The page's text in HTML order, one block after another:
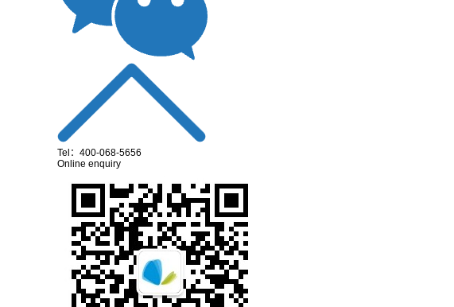
Tel：400-068-5656
Online enquiry